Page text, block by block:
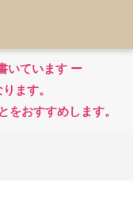
いています ー
ます。
をおすすめします。